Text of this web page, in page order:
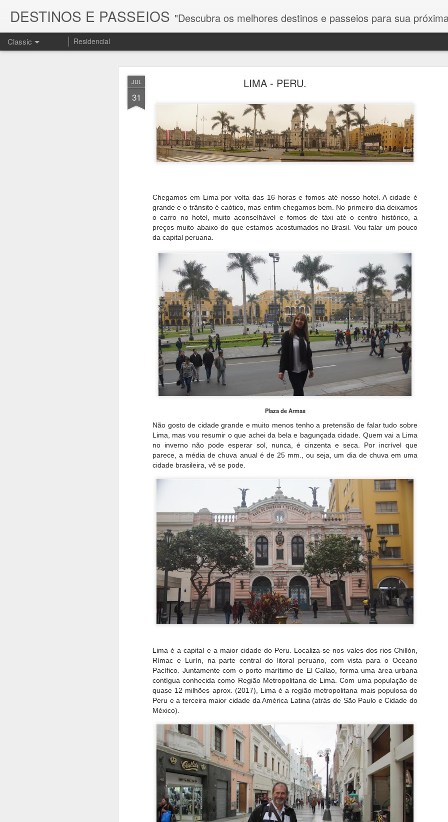
JUL
31
LIMA - PERU.
Chegamos em Lima por volta das 16 horas e fomos até nosso hotel. A cidade é
grande e o trânsito é caótico, mas enfim chegamos bem. No primeiro dia deixamos
o carro no hotel, muito aconselhável e fomos de táxi até o centro histórico, a
preços muito abaixo do que estamos acostumados no Brasil. Vou falar um pouco
da capital peruana.
Plaza de Armas
Não gosto de cidade grande e muito menos tenho a pretensão de falar tudo sobre
Lima, mas vou resumir o que achei da bela e bagunçada cidade. Quem vai a Lima
no inverno não pode esperar sol, nunca, é cinzenta e seca. Por incrível que
parece, a média de chuva anual é de 25 mm., ou seja, um dia de chuva em uma
cidade brasileira, vê se pode.
Lima é a capital e a maior cidade do Peru. Localiza-se nos vales dos rios Chillón,
Rímac e Lurín, na parte central do litoral peruano, com vista para o Oceano
Pacífico. Juntamente com o porto marítimo de El Callao, forma uma área urbana
contígua conhecida como Região Metropolitana de Lima. Com uma população de
quase 12 milhões aprox. (2017), Lima é a região metropolitana mais populosa do
Peru e a terceira maior cidade da América Latina (atrás de São Paulo e Cidade do
México).
DESTINOS E PASSEIOS "Descubra os melhores destinos e passeios para sua próxima viagem. Dicas exclusivas, roteiros detalhados e guias completos
Classic Residencial
ZÁMEC SYCHROV - CASTELO DE SYCHROV
ZÁMEC SYCHROV - CASTELO DE SYCHROV
no castelo beirava 15 horas e o tour guiado começaria as 16:30 horas, como nosso
acabamos visitando apenas os Jardins, mesmo assim foi um passeio magnífico.